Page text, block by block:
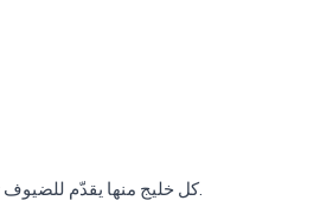
كل خليج منها يقدّم للضيوف تجربة سباحة فريدة بفضل لون البحر الفيروزي وجمال الطبيعة.